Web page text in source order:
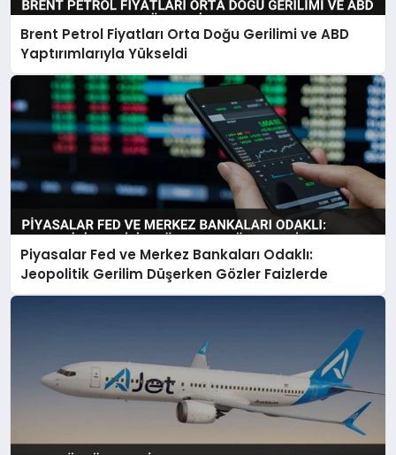
Brent Petrol Fiyatları Orta Doğu Gerilimi ve ABD
Yaptırımlarıyla Yükseldi
Piyasalar Fed ve Merkez Bankaları Odaklı:
Jeopolitik Gerilim Düşerken Gözler Faizlerde